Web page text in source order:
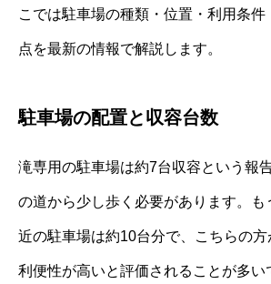
こでは駐車場の種類・位置・利用条
点を最新の情報で解説します。
駐車場の配置と収容台数
滝専用の駐車場は約7台収容という報
の道から少し歩く必要があります。も
近の駐車場は約10台分で、こちらの方
利便性が高いと評価されることが多い